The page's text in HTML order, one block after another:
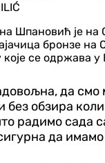
Шпановић је на
бронзе
се одржава
да смо
без обзира
радимо сада
да